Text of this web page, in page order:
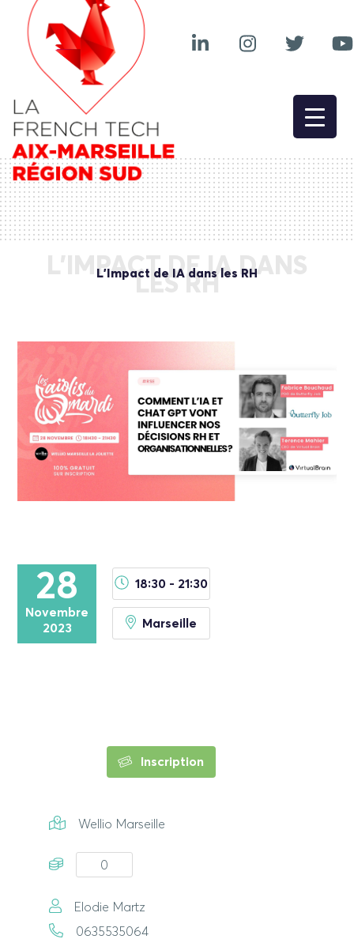
L’IMPACT DE IA DANS
LES RH
L’Impact de IA dans les RH
28
Novembre
2023
18:30 - 21:30
Marseille
Inscription
Wellio Marseille
0
Elodie Martz
0635535064